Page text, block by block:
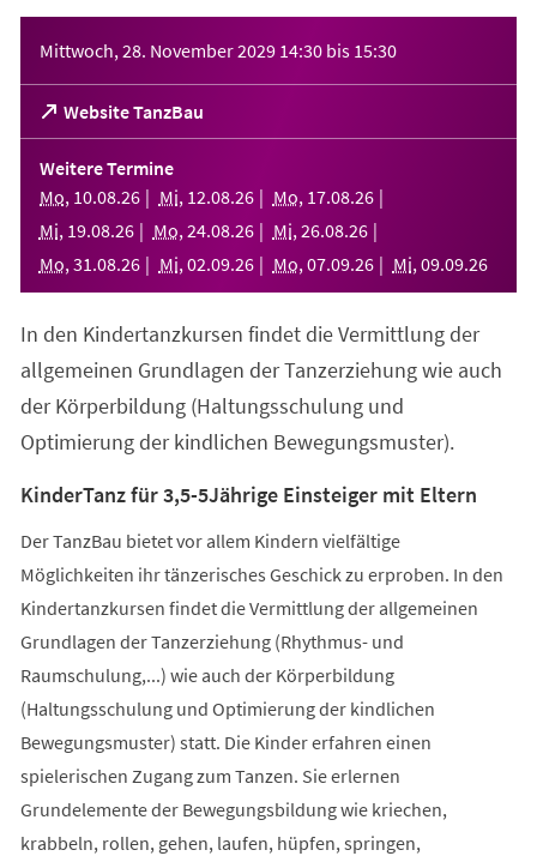
Mittwoch, 28. November 2029 14:30 bis 15:30
Website TanzBau
(Öffnet
in
einem
neuen
Tab)
Weitere Termine
Mo, 10.08.26 Mi, 12.08.26 Mo, 17.08.26
Mi, 19.08.26 Mo, 24.08.26 Mi, 26.08.26
Mo, 31 .08.26 Mi, 02.09.26 Mo, 07.09.26 Mi, 09.09.26
In den Kindertanzkursen findet die Vermittlung der
allgemeinen Grundlagen der Tanzerziehung wie auch
der Körperbildung (Haltungsschulung und
Optimierung der kindlichen Bewegungsmuster).
KinderTanz für 3,5-5Jährige Einsteiger mit Eltern
Der TanzBau bietet vor allem Kindern vielfältige
Möglichkeiten ihr tänzerisches Geschick zu erproben. In den
Kindertanzkursen findet die Vermittlung der allgemeinen
Grundlagen der Tanzerziehung (Rhythmus- und
Raumschulung,...) wie auch der Körperbildung
(Haltungsschulung und Optimierung der kindlichen
Bewegungsmuster) statt. Die Kinder erfahren einen
spielerischen Zugang zum Tanzen. Sie erlernen
Grundelemente der Bewegungsbildung wie kriechen,
krabbeln, rollen, gehen, laufen, hüpfen, springen,